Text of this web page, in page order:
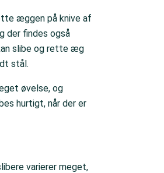
æggen på knive af
der findes også
slibe og rette æg
stål.
øvelse, og
hurtigt, når der er
varierer meget,